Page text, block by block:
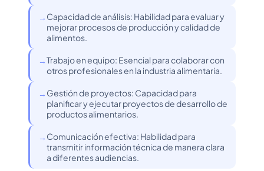
Capacidad de análisis: Habilidad para evaluar y
mejorar procesos de producción y calidad de
alimentos.
Trabajo en equipo: Esencial para colaborar con
otros profesionales en la industria alimentaria.
Gestión de proyectos: Capacidad para
planificar y ejecutar proyectos de desarrollo de
productos alimentarios.
Comunicación efectiva: Habilidad para
transmitir información técnica de manera clara
a diferentes audiencias.